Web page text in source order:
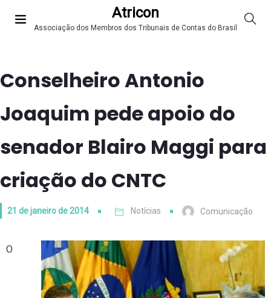
Atricon
Associação dos Membros dos Tribunais de Contas do Brasil
Conselheiro Antonio
Joaquim pede apoio do
senador Blairo Maggi para
criação do CNTC
21 de janeiro de 2014 Notícias Comunicação
O